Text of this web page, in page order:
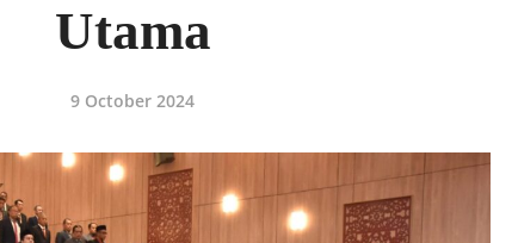
Utama
9 October 2024